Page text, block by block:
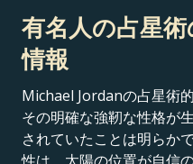
有名人の占星術
情報
Michael Jordanの占星術
その明確な強靭な性格が
されていたことは明らか
性は、太陽の位置が自信